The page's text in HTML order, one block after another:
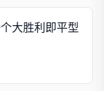
大胜利即平型